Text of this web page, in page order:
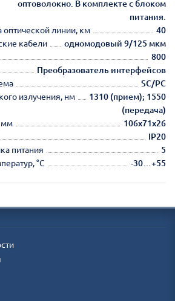
оптоволокно. В комплекте с блоком
питания.
линии, км
40
кабели
одномодовый 9/125 мкм
800
Преобразователь интерфейсов
SC/PC
излучения, нм
1310 (прием); 1550
(передача)
мм
106х71х26
IP20
питания
5
°С
-30…+55